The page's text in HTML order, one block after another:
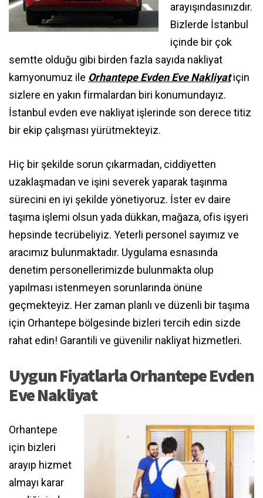
arayışındasınızdır.
Bizlerde İstanbul
içinde bir çok
semtte olduğu gibi birden fazla sayıda nakliyat
kamyonumuz ile Orhantepe Evden Eve Nakliyatiçin
sizlere en yakın firmalardan biri konumundayız.
İstanbul evden eve nakliyat işlerinde son derece titiz
bir ekip çalışması yürütmekteyiz.
Hiç bir şekilde sorun çıkarmadan, ciddiyetten
uzaklaşmadan ve işini severek yaparak taşınma
sürecini en iyi şekilde yönetiyoruz. İster ev daire
taşıma işlemi olsun yada dükkan, mağaza, ofis işyeri
hepsinde tecrübeliyiz. Yeterli personel sayımız ve
aracımız bulunmaktadır. Uygulama esnasında
denetim personellerimizde bulunmakta olup
yapılması istenmeyen sorunlarında önüne
geçmekteyiz. Her zaman planlı ve düzenli bir taşıma
için Orhantepe bölgesinde bizleri tercih edin sizde
rahat edin! Garantili ve güvenilir nakliyat hizmetleri.
Uygun Fiyatlarla Orhantepe Evden
Eve Nakliyat
Orhantepe
için bizleri
arayıp hizmet
almayı karar